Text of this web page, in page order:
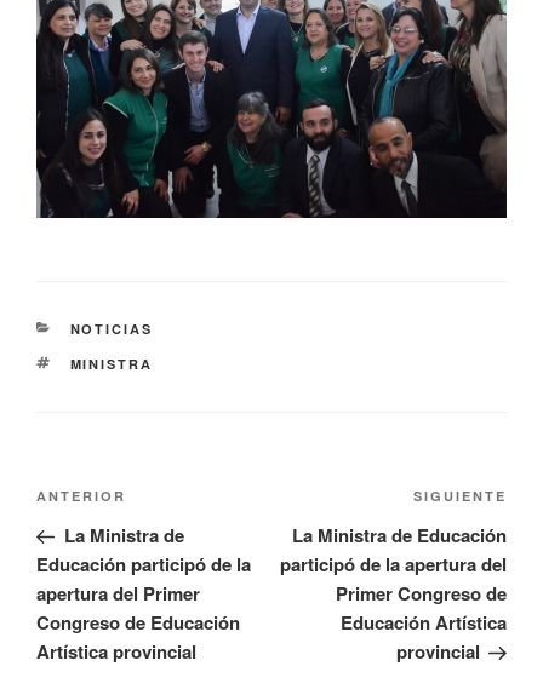
NOTICIAS
MINISTRA
ANTERIOR
La Ministra de
Educación participó de la
apertura del Primer
Congreso de Educación
Artística provincial
SIGUIENTE
La Ministra de Educación
participó de la apertura del
Primer Congreso de
Educación Artística
provincial